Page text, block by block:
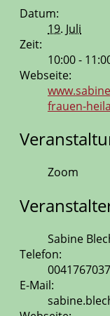
Datum:
19. Juli
Zeit:
10:00 -
Webseite:
frauen-
Zoom
Sabine
Telefon:
E-Mail: